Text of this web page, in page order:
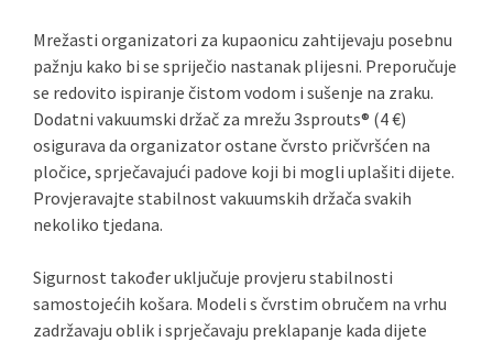
Mrežasti organizatori za kupaonicu zahtijevaju posebnu
pažnju kako bi se spriječio nastanak plijesni. Preporučuje
se redovito ispiranje čistom vodom i sušenje na zraku.
Dodatni vakuumski držač za mrežu 3sprouts® (4 €)
osigurava da organizator ostane čvrsto pričvršćen na
pločice, sprječavajući padove koji bi mogli uplašiti dijete.
Provjeravajte stabilnost vakuumskih držača svakih
nekoliko tjedana.
Sigurnost također uključuje provjeru stabilnosti
samostojećih košara. Modeli s čvrstim obručem na vrhu
zadržavaju oblik i sprječavaju preklapanje kada dijete